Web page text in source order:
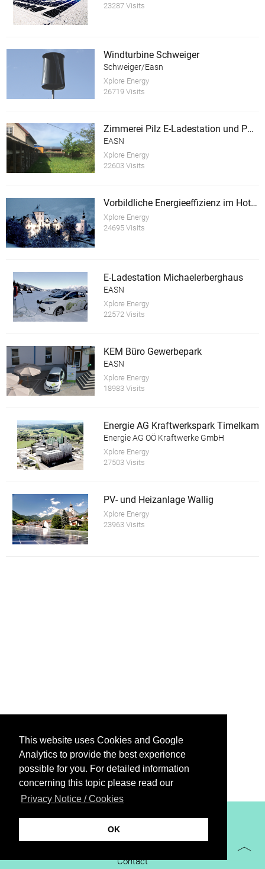
This website uses Cookies and Google
Analytics to provide the best experience
possible for you. For detailed information
concerning this topic please read our
Privacy Notice / Cookies
OK
23287 Visits
Windturbine Schweiger
Schweiger/Easn
Xplore Energy
26719 Visits
Zimmerei Pilz E-Ladestation und PV Anlage
EASN
Xplore Energy
22603 Visits
Vorbildliche Energieeffizienz im Hotel Schloss Thannegg
Xplore Energy
24695 Visits
E-Ladestation Michaelerberghaus
EASN
Xplore Energy
22572 Visits
KEM Büro Gewerbepark
EASN
Xplore Energy
18983 Visits
Energie AG Kraftwerkspark Timelkam
Energie AG OÖ Kraftwerke GmbH
Xplore Energy
27503 Visits
PV- und Heizanlage Wallig
Xplore Energy
23963 Visits
XiBIT Infoguide 2021
Contact